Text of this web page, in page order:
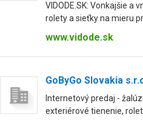
VIDODE.SK: Vonkajšie a
rolety a sieťky na mieru
www.vidode.sk
GoByGo Slovakia
Internetový predaj -
exteriérové tienenie,